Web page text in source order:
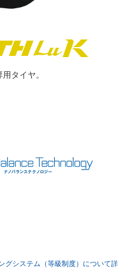
タイヤ。
グシステム（等級制度）について詳